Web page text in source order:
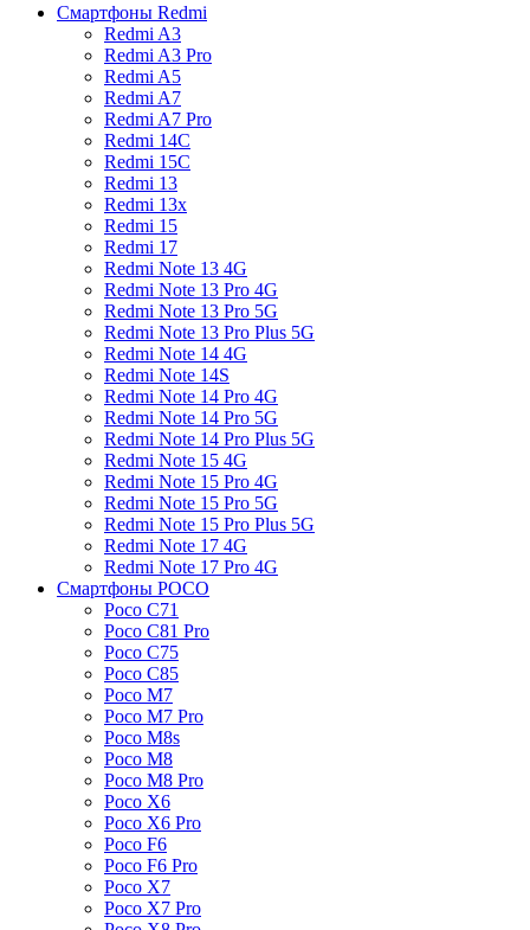
Смартфоны Redmi
Redmi A3
Redmi A3 Pro
Redmi A5
Redmi A7
Redmi A7 Pro
Redmi 14C
Redmi 15C
Redmi 13
Redmi 13x
Redmi 15
Redmi 17
Redmi Note 13 4G
Redmi Note 13 Pro 4G
Redmi Note 13 Pro 5G
Redmi Note 13 Pro Plus 5G
Redmi Note 14 4G
Redmi Note 14S
Redmi Note 14 Pro 4G
Redmi Note 14 Pro 5G
Redmi Note 14 Pro Plus 5G
Redmi Note 15 4G
Redmi Note 15 Pro 4G
Redmi Note 15 Pro 5G
Redmi Note 15 Pro Plus 5G
Redmi Note 17 4G
Redmi Note 17 Pro 4G
Смартфоны POCO
Poco C71
Poco C81 Pro
Poco C75
Poco C85
Poco M7
Poco M7 Pro
Poco M8s
Poco M8
Poco M8 Pro
Poco X6
Poco X6 Pro
Poco F6
Poco F6 Pro
Poco X7
Poco X7 Pro